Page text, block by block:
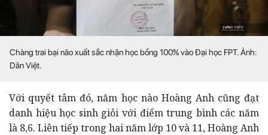
Chàng trai bại não xuất sắc nhận học bổng 100% vào Đại học FPT. Ảnh:
Dân Việt.
Với quyết tâm đó, năm học nào Hoàng Anh cũng đạt
danh hiệu học sinh giỏi với điểm trung bình các năm
là 8,6. Liên tiếp trong hai năm lớp 10 và 11, Hoàng Anh